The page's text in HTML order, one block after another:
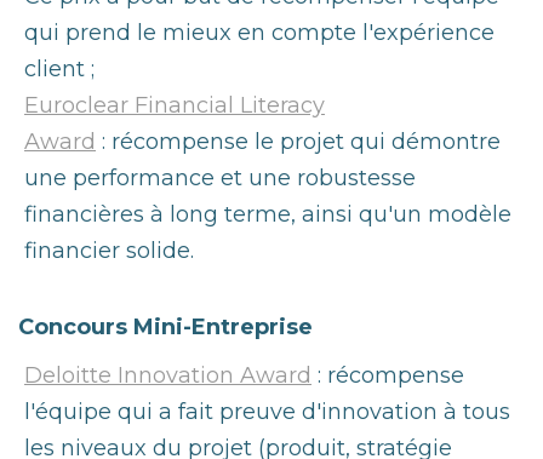
qui prend le mieux en compte l'expérience
client ;
Euroclear Financial Literacy
Award : récompense le projet qui démontre
une performance et une robustesse
financières à long terme, ainsi qu'un modèle
financier solide.
Concours Mini-Entreprise
Deloitte Innovation Award : récompense
l'équipe qui a fait preuve d'innovation à tous
les niveaux du projet (produit, stratégie